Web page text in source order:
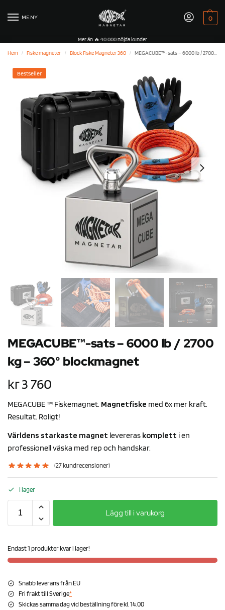
MENY 0
Mer än 🔥 40 000 nöjda kunder
Hem
/ Fiske magneter / Block Fiske Magneter 360 / MEGACUBE™-sats – 6000 lb / 2700 kg – 360° blockmagnet
Bestseller
MEGACUBE™-sats – 6000 lb / 2700
kg – 360° blockmagnet
kr3 760
MEGACUBE ™ Fiskemagnet. Magnetfiske med 6x mer kraft.
Resultat. Roligt!
Världens starkaste magnet levereras komplett i en
professionell väska med rep och handskar.
(27kundrecensioner)
I lager
Lägg till i varukorg
Endast 1 produkter kvar i lager!
Snabb leverans från EU
Fri frakt till Sverige*
Skickas samma dag vid beställning före kl. 14.00